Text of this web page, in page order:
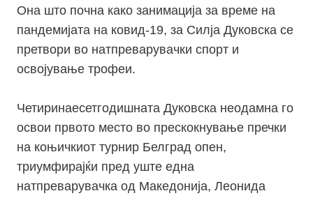
Она што почна како занимација за време на
пандемијата на ковид-19, за Силја Дуковска се
претвори во натпреварувачки спорт и
освојување трофеи.
Четиринаесетгодишната Дуковска неодамна го
освои првото место во прескокнување пречки
на коњичкиот турнир Белград опен,
триумфирајќи пред уште една
натпреварувачка од Македонија, Леонида